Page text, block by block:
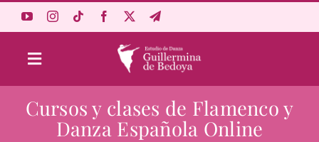
Toggle
Navigation
Aprende Online
Cursos y clases de Flamenco y
Danza Española Online